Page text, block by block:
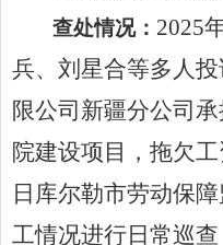
查处情况： 2025
兵、刘星合等多人
限公司新疆分公司
院建设项目，拖欠工
日库尔勒市劳动保
工情况进行日常巡